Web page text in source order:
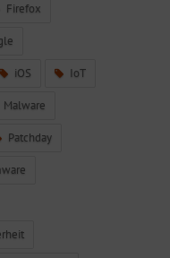
Firefox
iOS IoT
Malware
Patchday